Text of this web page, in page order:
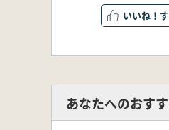
いいね！
あなたへのおす